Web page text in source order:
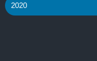
2020